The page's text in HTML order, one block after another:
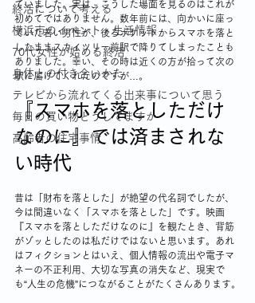
終活について考える
横浜市のイベント・生活情報
70代女性が始める終活
身体との付き合いかた
テレビから流れてくる出来事について思う
毎日の買い物どうしてますか
高齢者の住宅事情
ていました。実は、こうした場面を見るのはこれが
初めてではありません。数年前には、向かいに座っ
ていた若い男性が、後ろポケットからスマホを落と
したままスカイツリー前駅で降りてしまったことも
ありました。幸い、その時は近くの方が拾って次の
駅に届けてくれたのですが…。
『スマホを落としただけ
なのに』では済まされな
い時代
昔は「財布を落とした」が絶望の代名詞でしたが、
今は間違いなく「スマホを落とした」です。映画
『スマホを落としただけなのに』を観たとき、背筋
がゾッとしたのは私だけではないと思います。あれ
はフィクションとはいえ、個人情報の流出や電子マ
ネーの不正利用、大切な写真の消失など、現実で
も“人生の危機”につながることがたくさんあります。